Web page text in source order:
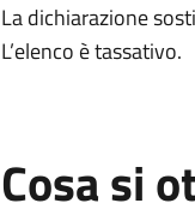
La dichiarazione
L’elenco è tassativo.
Cosa si